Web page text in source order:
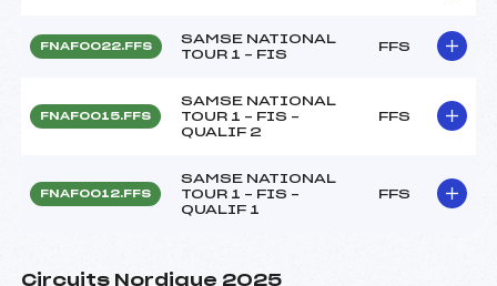
FNAF0022.FFS
SAMSE NATIONAL
TOUR 1 – FIS
FFS
FNAF0015.FFS
SAMSE NATIONAL
TOUR 1 – FIS –
QUALIF 2
FFS
FNAF0012.FFS
SAMSE NATIONAL
TOUR 1 – FIS –
QUALIF 1
FFS
Circuits Nordique 2025